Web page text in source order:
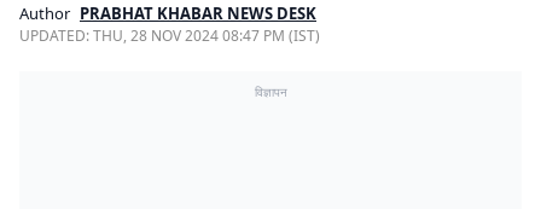
Author PRABHAT KHABAR NEWS DESK
UPDATED:THU, 28 NOV 2024 08:47 PM (IST)
विज्ञापन